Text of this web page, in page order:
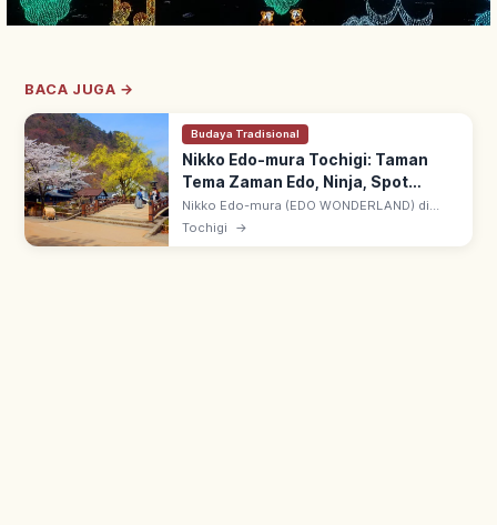
BACA JUGA →
Budaya Tradisional
Nikko Edo-mura Tochigi: Taman
Tema Zaman Edo, Ninja, Spot
Utama
Nikko Edo-mura (EDO WONDERLAND) di
Nikko, Tochigi: taman tema zaman Edo.
Pertunjukan ninja, pengalaman kostum Edo;
Tochigi →